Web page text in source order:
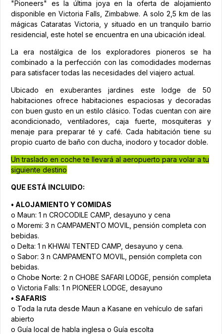
"Pioneers" es la última joya en la oferta de alojamiento
disponible en Victoria Falls, Zimbabwe. A solo 2,5 km de las
mágicas Cataratas Victoria, y situado en un tranquilo barrio
residencial, este hotel se encuentra en una ubicación ideal.
La era nostálgica de los exploradores pioneros se ha
combinado a la perfección con las comodidades modernas
para satisfacer todas las necesidades del viajero actual.
Ubicado en exuberantes jardines este lodge de 50
habitaciones ofrece habitaciones espaciosas y decoradas
con buen gusto en un estilo clásico. Todas cuentan con aire
acondicionado, ventiladores, caja fuerte, mosquiteras y
menaje para preparar té y café. Cada habitación tiene su
propio cuarto de baño con ducha, inodoro y tocador doble.
Un traslado en coche te llevará al aeropuerto para volar a tu
siguiente destino
QUE ESTÁ INCLUIDO:
• ALOJAMIENTO Y COMIDAS
o Maun: 1 n CROCODILE CAMP, desayuno y cena
o Moremi: 3 n CAMPAMENTO MOVIL, pensión completa con
bebidas.
o Delta: 1 n KHWAI TENTED CAMP, desayuno y cena.
o Sabor: 3 n CAMPAMENTO MOVIL, pensión completa con
bebidas.
o Chobe Norte: 2 n CHOBE SAFARI LODGE, pensión completa
o Victoria Falls: 1 n PIONEER LODGE, desayuno
• SAFARIS
o Toda la ruta desde Maun a Kasane en vehículo de safari
abierto
o Guía local de habla inglesa o Guía escolta